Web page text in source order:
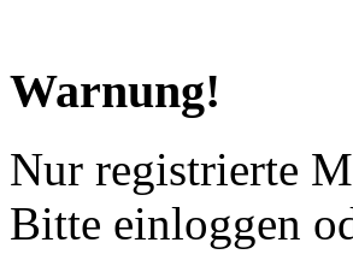
Warnung!
Nur registrierte
Bitte einloggen